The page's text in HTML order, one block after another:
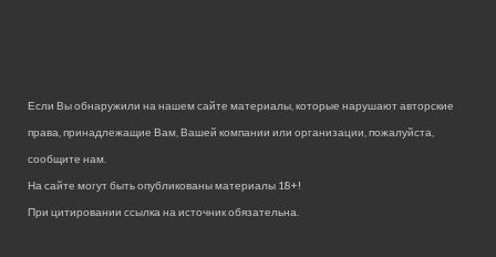
Если Вы обнаружили на нашем сайте материалы, которые нарушают авторские
права, принадлежащие Вам, Вашей компании или организации, пожалуйста,
сообщите нам.
На сайте могут быть опубликованы материалы 18+!
При цитировании ссылка на источник обязательна.